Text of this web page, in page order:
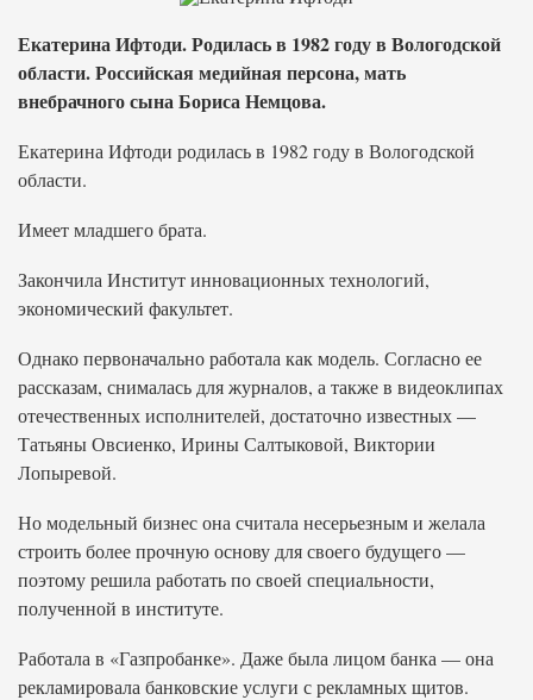
Екатерина Ифтоди. Родилась в 1982 году в Вологодской
области. Российская медийная персона, мать
внебрачного сына Бориса Немцова.
Екатерина Ифтоди родилась в 1982 году в Вологодской
области.
Имеет младшего брата.
Закончила Институт инновационных технологий,
экономический факультет.
Однако первоначально работала как модель. Согласно ее
рассказам, снималась для журналов, а также в видеоклипах
отечественных исполнителей, достаточно известных —
Татьяны Овсиенко, Ирины Салтыковой, Виктории
Лопыревой.
Но модельный бизнес она считала несерьезным и желала
строить более прочную основу для своего будущего —
поэтому решила работать по своей специальности,
полученной в институте.
Работала в «Газпробанке». Даже была лицом банка — она
рекламировала банковские услуги с рекламных щитов.